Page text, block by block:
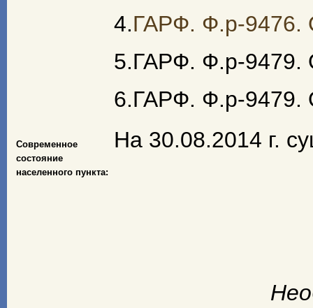
4.ГАРФ. Ф.р-9476.
5.ГАРФ. Ф.р-9479.
6.ГАРФ. Ф.р-9479.
Современное
состояние
населенного пункта:
На 30.08.2014 г.